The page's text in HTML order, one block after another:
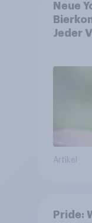
Neue
Jeder
Artikel
Pride: